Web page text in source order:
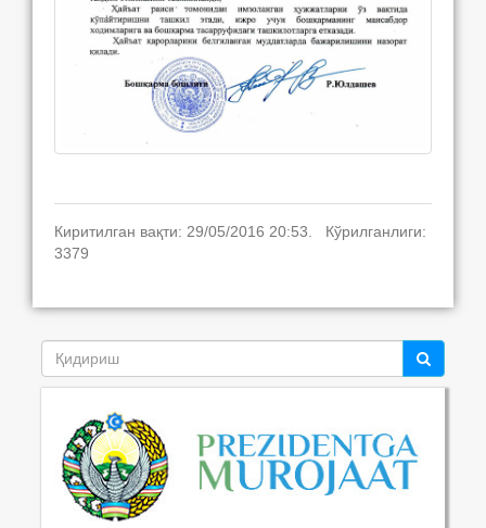
Киритилган вақти: 29/05/2016 20:53. Кўрилганлиги:
3379